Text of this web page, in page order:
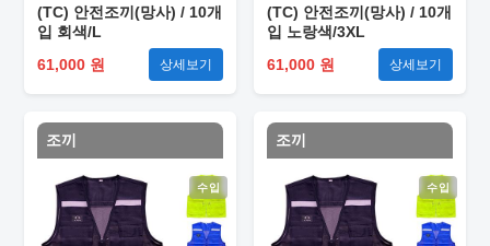
(TC) 안전조끼(망사) / 10개
입 회색/L
61,000 원
상세보기
(TC) 안전조끼(망사) / 10개
입 노랑색/3XL
61,000 원
상세보기
조끼
수입
조끼
수입